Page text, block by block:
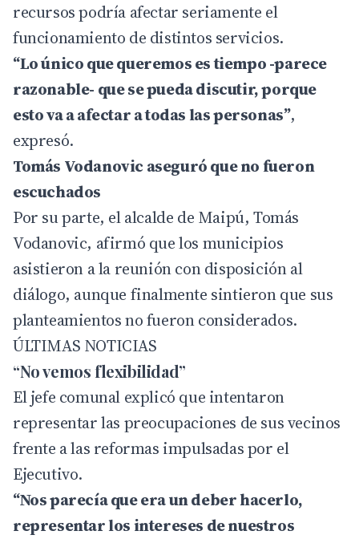
recursos podría afectar seriamente el
funcionamiento de distintos servicios.
“Lo único que queremos es tiempo -parece
razonable- que se pueda discutir, porque
esto va a afectar a todas las personas”,
expresó.
Tomás Vodanovic aseguró que no fueron
escuchados
Por su parte, el alcalde de Maipú, Tomás
Vodanovic, afirmó que los municipios
asistieron a la reunión con disposición al
diálogo, aunque finalmente sintieron que sus
planteamientos no fueron considerados.
ÚLTIMAS NOTICIAS
“No vemos flexibilidad”
El jefe comunal explicó que intentaron
representar las preocupaciones de sus vecinos
frente a las reformas impulsadas por el
Ejecutivo.
“Nos parecía que era un deber hacerlo,
representar los intereses de nuestros